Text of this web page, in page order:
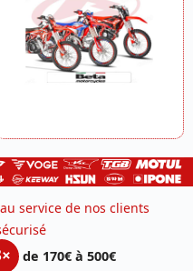
service de nos clients
de 170€ à 500€